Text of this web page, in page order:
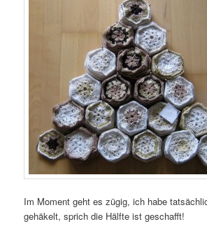
Im Moment geht es zügig, ich habe
gehäkelt, sprich die Hälfte ist geschafft!